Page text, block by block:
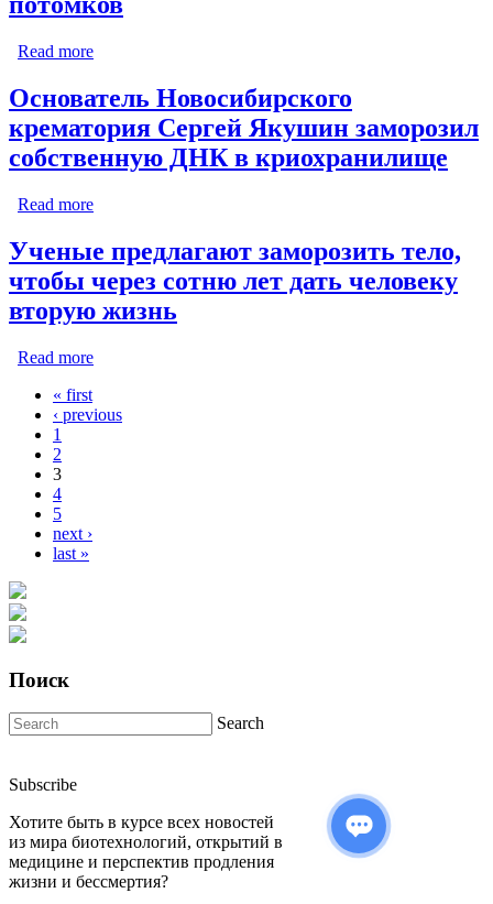
Read more
Основатель Новосибирского
крематория Сергей Якушин заморозил
собственную ДНК в криохранилище
Read more
криохранилище
Ученые предлагают заморозить тело,
чтобы через сотню лет дать человеку
вторую жизнь
Read more
Pages« first
‹ previous
1
2
3
4
5
next ›
last »
Поиск
Search
Subscribe
Хотите быть в курсе всех новостей
из мира биотехнологий, открытий в
медицине и перспектив продления
жизни и бессмертия?